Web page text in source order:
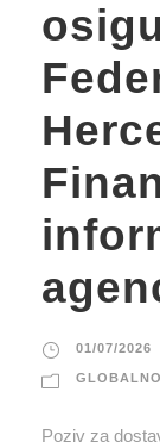
01/07/2026
GLOBALNO
Poziv za